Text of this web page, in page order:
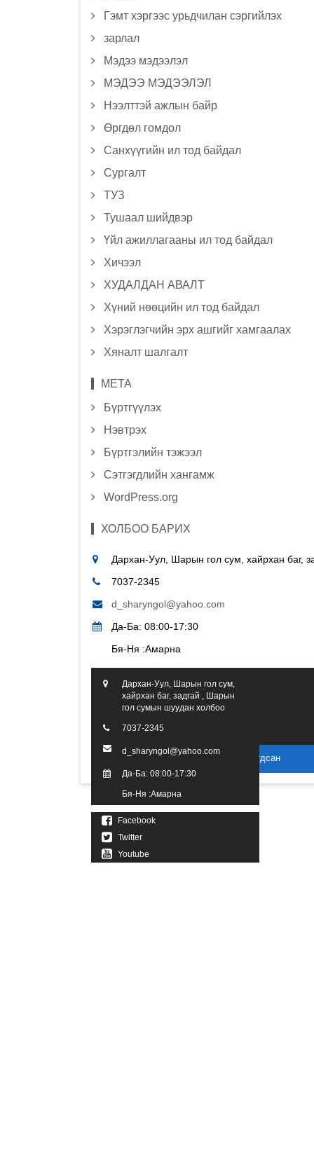
Гэмт хэргээс урьдчилан сэргийлэх
зарлал
Мэдээ мэдээлэл
МЭДЭЭ МЭДЭЭЛЭЛ
Нээлттэй ажлын байр
Өргдөл гомдол
Санхүүгийн ил тод байдал
Сургалт
ТУЗ
Тушаал шийдвэр
Үйл ажиллагааны ил тод байдал
Хичээл
ХУДАЛДАН АВАЛТ
Хүний нөөцийн ил тод байдал
Хэрэглэгчийн эрх ашгийг хамгаалах
Хяналт шалгалт
МЕТА
Бүртгүүлэх
Нэвтрэх
Бүртгэлийн тэжээл
Сэтгэгдлийн хангамж
WordPress.org
ХОЛБОО БАРИХ
Дархан-Уул, Шарын гол сум, хайрхан баг,
7037-2345
d_sharyngol@yahoo.com
Да-Ба: 08:00-17:30
Бя-Ня :Амарна
Дархан-Уул, Шарын гол сум,
хайрхан баг, задгай , Шарын
гол сумын шуудан холбоо
7037-2345
d_sharyngol@yahoo.com
Да-Ба: 08:00-17:30
Бя-Ня :Амарна
Facebook
Twitter
Youtube
2016 он. Бүх эрх хуулиар хамгаалагдсан